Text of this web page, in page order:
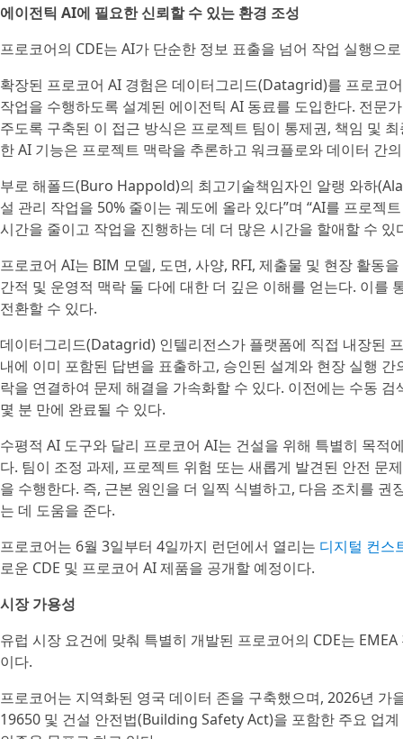
에이전틱 AI에 필요한 신뢰할 수 있는 환경 조성
프로코어의 CDE는 AI가 단순한 정보 표출을 넘어 작업 실행으
확장된 프로코어 AI 경험은 데이터그리드(Datagrid)를 프로코
작업을 수행하도록 설계된 에이전틱 AI 동료를 도입한다. 전문
주도록 구축된 이 접근 방식은 프로젝트 팀이 통제권, 책임 및
한 AI 기능은 프로젝트 맥락을 추론하고 워크플로와 데이터 간
부로 해폴드(Buro Happold)의 최고기술책임자인 알랭 와하
설 관리 작업을 50% 줄이는 궤도에 올라 있다”며 “AI를 프로
시간을 줄이고 작업을 진행하는 데 더 많은 시간을 할애할 수 있
프로코어 AI는 BIM 모델, 도면, 사양, RFI, 제출물 및 현장 활동
간적 및 운영적 맥락 둘 다에 대한 더 깊은 이해를 얻는다. 이를
전환할 수 있다.
데이터그리드(Datagrid) 인텔리전스가 플랫폼에 직접 내장된
내에 이미 포함된 답변을 표출하고, 승인된 설계와 현장 실행
락을 연결하여 문제 해결을 가속화할 수 있다. 이전에는 수동
몇 분 만에 완료될 수 있다.
수평적 AI 도구와 달리 프로코어 AI는 건설을 위해 특별히 목
다. 팀이 조정 과제, 프로젝트 위험 또는 새롭게 발견된 안전 문
을 수행한다. 즉, 근본 원인을 더 일찍 식별하고, 다음 조치를
는 데 도움을 준다.
프로코어는 6월 3일부터 4일까지 런던에서 열리는 디지털 컨
로운 CDE 및 프로코어 AI 제품을 공개할 예정이다.
시장 가용성
유럽 시장 요건에 맞춰 특별히 개발된 프로코어의 CDE는
이다.
프로코어는 지역화된 영국 데이터 존을 구축했으며, 2026년
19650 및 건설 안전법(Building Safety Act)을 포함한 주요 업